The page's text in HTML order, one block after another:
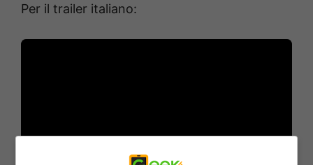
Per il trailer italiano: